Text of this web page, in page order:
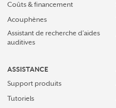
Coûts & financement
Acouphènes
Assistant de recherche d’aides
auditives
ASSISTANCE
Support produits
Tutoriels